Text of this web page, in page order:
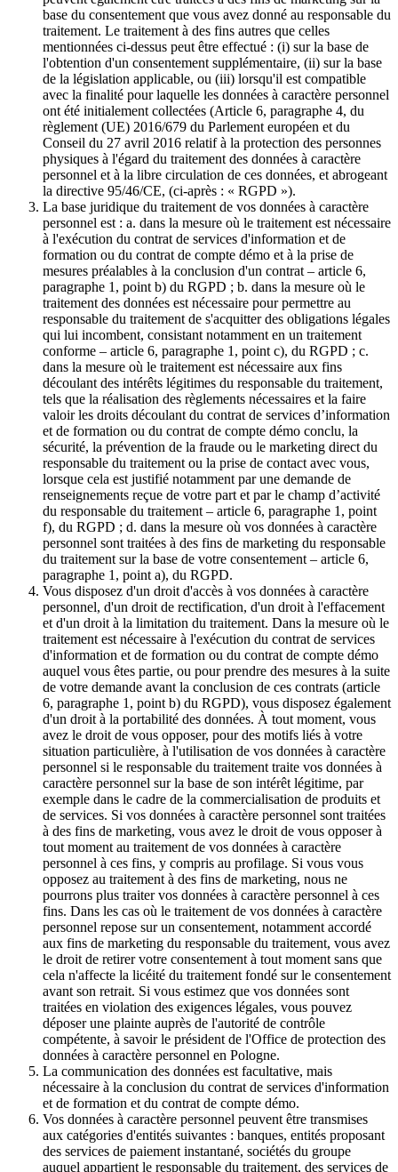
base du consentement que vous avez donné au responsable du
traitement. Le traitement à des fins autres que celles
mentionnées ci-dessus peut être effectué : (i) sur la base de
l'obtention d'un consentement supplémentaire, (ii) sur la base
de la législation applicable, ou (iii) lorsqu'il est compatible
avec la finalité pour laquelle les données à caractère personnel
ont été initialement collectées (Article 6, paragraphe 4, du
règlement (UE) 2016/679 du Parlement européen et du
Conseil du 27 avril 2016 relatif à la protection des personnes
physiques à l'égard du traitement des données à caractère
personnel et à la libre circulation de ces données, et abrogeant
la directive 95/46/CE, (ci-après : « RGPD »).
La base juridique du traitement de vos données à caractère
personnel est : a. dans la mesure où le traitement est nécessaire
à l'exécution du contrat de services d'information et de
formation ou du contrat de compte démo et à la prise de
mesures préalables à la conclusion d'un contrat – article 6,
paragraphe 1, point b) du RGPD ; b. dans la mesure où le
traitement des données est nécessaire pour permettre au
responsable du traitement de s'acquitter des obligations légales
qui lui incombent, consistant notamment en un traitement
conforme – article 6, paragraphe 1, point c), du RGPD ; c.
dans la mesure où le traitement est nécessaire aux fins
découlant des intérêts légitimes du responsable du traitement,
tels que la réalisation des règlements nécessaires et la faire
valoir les droits découlant du contrat de services d’information
et de formation ou du contrat de compte démo conclu, la
sécurité, la prévention de la fraude ou le marketing direct du
responsable du traitement ou la prise de contact avec vous,
lorsque cela est justifié notamment par une demande de
renseignements reçue de votre part et par le champ d’activité
du responsable du traitement – article 6, paragraphe 1, point
f), du RGPD ; d. dans la mesure où vos données à caractère
personnel sont traitées à des fins de marketing du responsable
du traitement sur la base de votre consentement – article 6,
paragraphe 1, point a), du RGPD.
Vous disposez d'un droit d'accès à vos données à caractère
personnel, d'un droit de rectification, d'un droit à l'effacement
et d'un droit à la limitation du traitement. Dans la mesure où le
traitement est nécessaire à l'exécution du contrat de services
d'information et de formation ou du contrat de compte démo
auquel vous êtes partie, ou pour prendre des mesures à la suite
de votre demande avant la conclusion de ces contrats (article
6, paragraphe 1, point b) du RGPD), vous disposez également
d'un droit à la portabilité des données. À tout moment, vous
avez le droit de vous opposer, pour des motifs liés à votre
situation particulière, à l'utilisation de vos données à caractère
personnel si le responsable du traitement traite vos données à
caractère personnel sur la base de son intérêt légitime, par
exemple dans le cadre de la commercialisation de produits et
de services. Si vos données à caractère personnel sont traitées
à des fins de marketing, vous avez le droit de vous opposer à
tout moment au traitement de vos données à caractère
personnel à ces fins, y compris au profilage. Si vous vous
opposez au traitement à des fins de marketing, nous ne
pourrons plus traiter vos données à caractère personnel à ces
fins. Dans les cas où le traitement de vos données à caractère
personnel repose sur un consentement, notamment accordé
aux fins de marketing du responsable du traitement, vous avez
le droit de retirer votre consentement à tout moment sans que
cela n'affecte la licéité du traitement fondé sur le consentement
avant son retrait. Si vous estimez que vos données sont
traitées en violation des exigences légales, vous pouvez
déposer une plainte auprès de l'autorité de contrôle
compétente, à savoir le président de l'Office de protection des
données à caractère personnel en Pologne.
La communication des données est facultative, mais
nécessaire à la conclusion du contrat de services d'information
et de formation et du contrat de compte démo.
Vos données à caractère personnel peuvent être transmises
aux catégories d'entités suivantes : banques, entités proposant
des services de paiement instantané, sociétés du groupe
auquel appartient le responsable du traitement, des services de